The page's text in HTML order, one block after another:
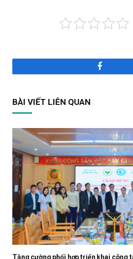
Facebook
BÀI VIẾT LIÊN QUAN
Tăng cường phối hợp triển khai công